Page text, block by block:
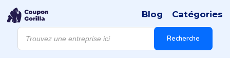
Recherche
produits
Recherche
Blog Catégories